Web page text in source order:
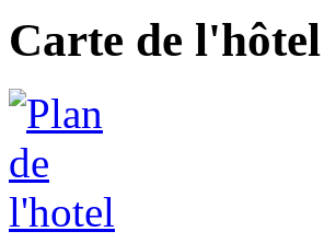
Carte de l'hôtel